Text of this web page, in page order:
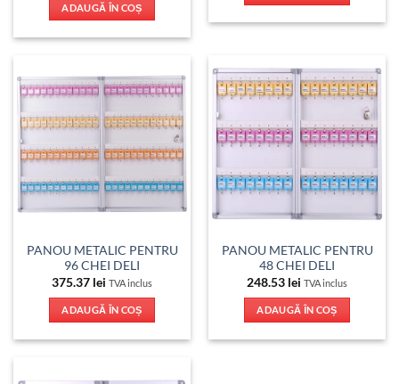
ADAUGĂ ÎN COȘ
PANOU METALIC PENTRU
96 CHEI DELI
375.37 lei TVA inclus
ADAUGĂ ÎN COȘ
PANOU METALIC PENTRU
48 CHEI DELI
248.53 lei TVA inclus
ADAUGĂ ÎN COȘ